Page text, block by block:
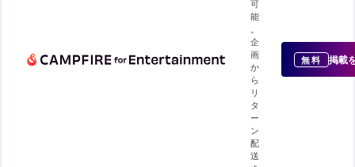
可
能
企
画
か
ら
リ
タ
ー
ン
配
送
無料 掲載